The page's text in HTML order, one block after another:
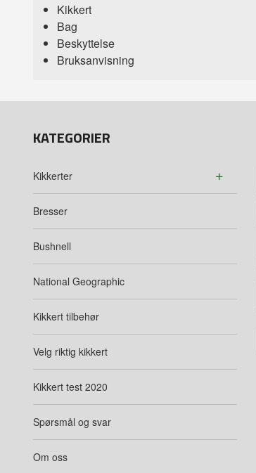
Kikkert
Bag
Beskyttelse
Bruksanvisning
KATEGORIER
Kikkerter
Bresser
Bushnell
National Geographic
Kikkert tilbehør
Velg riktig kikkert
Kikkert test 2020
Spørsmål og svar
Om oss